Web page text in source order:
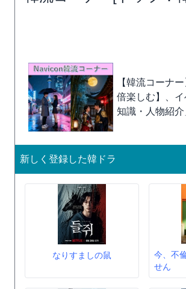
【韓流コーナ
倍楽しむ】、
知識・人物紹介
新しく登録した韓ドラ
なりすましの鼠
今、不
せん